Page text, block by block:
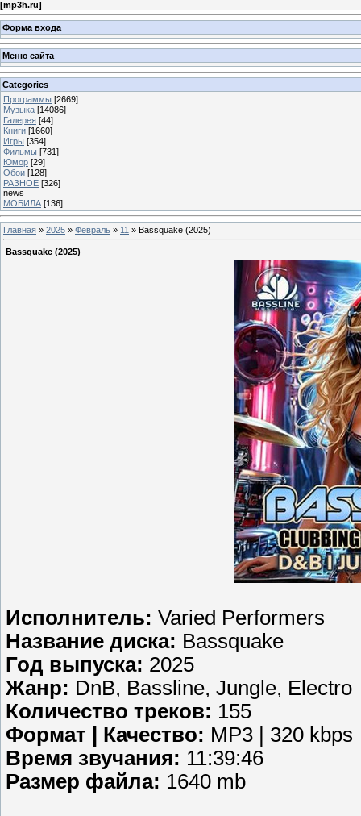
[mp3h.ru]
Форма входа
Меню сайта
Categories
Программы [2669]
Музыка [14086]
Галерея [44]
Книги [1660]
Игры [354]
Фильмы [731]
Юмор [29]
Обои [128]
РАЗНОЕ [326]
news
МОБИЛА [136]
Главная » 2025 » Февраль » 11 » Bassquake (2025)
Bassquake (2025)
Исполнитель: Varied Performers
Название диска: Bassquake
Год выпуска: 2025
Жанр: DnB, Bassline, Jungle, Electro
Количество треков: 155
Формат | Качество: MP3 | 320 kbps
Время звучания: 11:39:46
Размер файла: 1640 mb